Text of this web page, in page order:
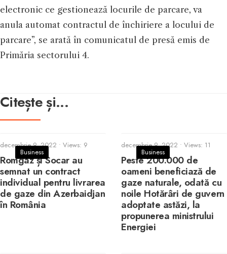
electronic ce gestionează locurile de parcare, va
anula automat contractul de închiriere a locului de
parcare”, se arată în comunicatul de presă emis de
Primăria sectorului 4.
Citește și...
Business
decembrie 9, 2022 • Views: 9
Romgaz și Socar au
semnat un contract
individual pentru livrarea
de gaze din Azerbaidjan
în România
Business
decembrie 9, 2022 • Views: 11
Peste 200.000 de
oameni beneficiază de
gaze naturale, odată cu
noile Hotărâri de guvern
adoptate astăzi, la
propunerea ministrului
Energiei